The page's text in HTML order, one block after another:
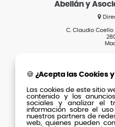
Abellán y
C. Claudio Coello
Inicio
El Bufete
Equipo
🍪 ¿Acepta las Cookies
Las cookies de este sitio
contenido y los
sociales y analizar el
información sobre el
nuestros partners de
web, quienes pueden